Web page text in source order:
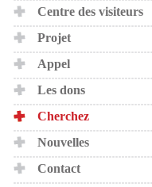
Centre des visiteurs
Projet
Appel
Les dons
Cherchez
Nouvelles
Contact